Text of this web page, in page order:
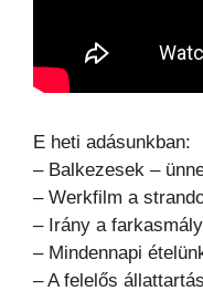
E heti adásunkban:
– Balkezesek –
– Werkfilm a
– Irány a
– Mindennapi
– A felelős